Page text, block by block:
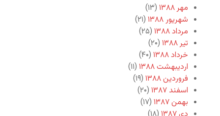
مهر ۱۳۸۸
(۱۳)
شهریور ۱۳۸۸
(۲۱)
مرداد ۱۳۸۸
(۲۵)
تیر ۱۳۸۸
(۲۰)
خرداد ۱۳۸۸
(۴۰)
اردیبهشت ۱۳۸۸
(۱۱)
فروردین ۱۳۸۸
(۱۹)
اسفند ۱۳۸۷
(۲۰)
بهمن ۱۳۸۷
(۱۷)